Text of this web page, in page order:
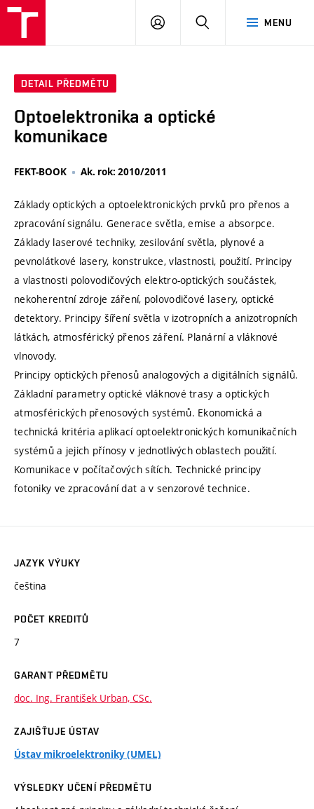
MENU
PŘIHLÁSIT
DETAIL PŘEDMĚTU
Optoelektronika a optické
komunikace
FEKT-BOOK Ak. rok: 2010/2011
Základy optických a optoelektronických prvků pro přenos a
zpracování signálu. Generace světla, emise a absorpce.
Základy laserové techniky, zesilování světla, plynové a
pevnolátkové lasery, konstrukce, vlastnosti, použití. Principy
a vlastnosti polovodičových elektro-optických součástek,
nekoherentní zdroje záření, polovodičové lasery, optické
detektory. Principy šíření světla v izotropních a anizotropních
látkách, atmosférický přenos záření. Planární a vláknové
vlnovody.
Principy optických přenosů analogových a digitálních signálů.
Základní parametry optické vláknové trasy a optických
atmosférických přenosových systémů. Ekonomická a
technická kritéria aplikací optoelektronických komunikačních
systémů a jejich přínosy v jednotlivých oblastech použití.
Komunikace v počítačových sítích. Technické principy
fotoniky ve zpracování dat a v senzorové technice.
JAZYK VÝUKY
čeština
POČET KREDITŮ
7
GARANT PŘEDMĚTU
doc. Ing. František Urban, CSc.
ZAJIŠŤUJE ÚSTAV
Ústav mikroelektroniky (UMEL)
VÝSLEDKY UČENÍ PŘEDMĚTU